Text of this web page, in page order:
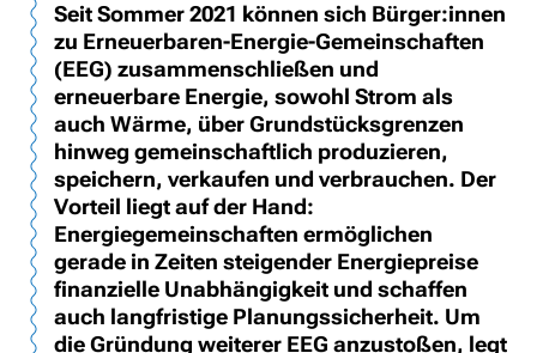
Seit Sommer 2021 können sich Bürger:innen
zu Erneuerbaren-Energie-Gemeinschaften
(EEG) zusammenschließen und
erneuerbare Energie, sowohl Strom als
auch Wärme, über Grundstücksgrenzen
hinweg gemeinschaftlich produzieren,
speichern, verkaufen und verbrauchen. Der
Vorteil liegt auf der Hand:
Energiegemeinschaften ermöglichen
gerade in Zeiten steigender Energiepreise
finanzielle Unabhängigkeit und schaffen
auch langfristige Planungssicherheit. Um
die Gründung weiterer EEG anzustoßen, legt